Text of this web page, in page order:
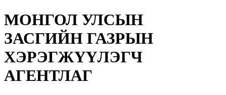
МОНГОЛ УЛСЫН
ЗАСГИЙН ГАЗРЫН
ХЭРЭГЖҮҮЛЭГЧ
АГЕНТЛАГ